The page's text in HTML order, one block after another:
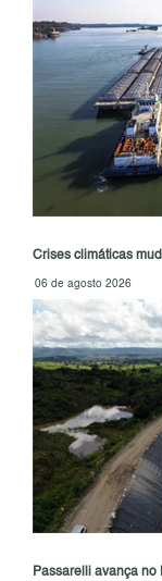
Crises climáticas
06 de agosto 2026
Passarelli avança no